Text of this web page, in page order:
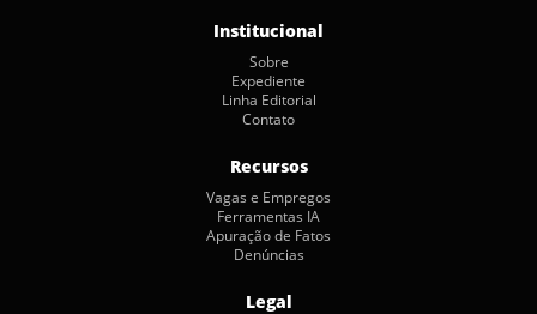
Institucional
Sobre
Expediente
Linha Editorial
Contato
Recursos
Vagas e Empregos
Ferramentas IA
Apuração de Fatos
Denúncias
Legal